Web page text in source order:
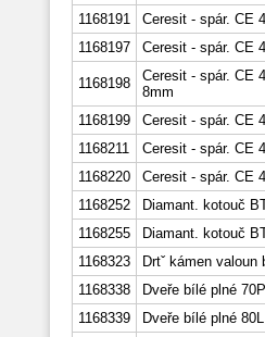
1168191
Ceresit - spár. CE
1168197
Ceresit - spár. CE
1168198
Ceresit - spár. CE
8mm
1168199
Ceresit - spár. CE
1168211
Ceresit - spár. CE
1168220
Ceresit - spár. CE
1168252
Diamant. kotouč
1168255
Diamant. kotouč
1168323
Drtˇ kámen
1168338
Dveře bílé plné 70P
1168339
Dveře bílé plné 80L